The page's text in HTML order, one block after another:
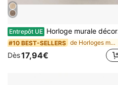
Entrepôt UE Horloge murale décorative créative en bois de style moderne avec texture de planète, mouvement à quartz ultra-silencieux, sans bruit de tic-tac, convient pour décorer le salon, la chambre, le bureau, la cuisine et le café, cadeau décoratif parfait pour les amis et la famille, peut être utilisé pour la décoration de la chambre, la décoration de la chambre à coucher, la décoration du dortoir, la décoration de la rentrée scolaire, la surprise scolaire, la décoration de la maison et les fournitures scolaires.
#10 BEST-SELLERS de Horloges murales
Dès17,94€